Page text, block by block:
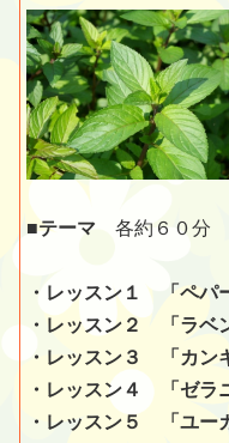
■テーマ 各約６０分
・レッスン１ 「ペパ
・レッスン２ 「ラベ
・レッスン３ 「カン
・レッスン４ 「ゼラ
・レッスン５ 「ユ